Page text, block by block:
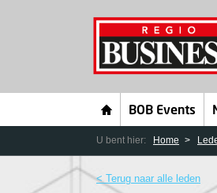
BOB Events
U bent hier: Home
< Terug naar alle leden